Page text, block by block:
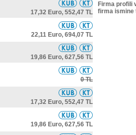
17,32 Euro, 552,47 TL
22,11 Euro, 694,07 TL
19,86 Euro, 627,56 TL
0 TL
17,32 Euro, 552,47 TL
19,86 Euro, 627,56 TL
Firma profili
firma ismine